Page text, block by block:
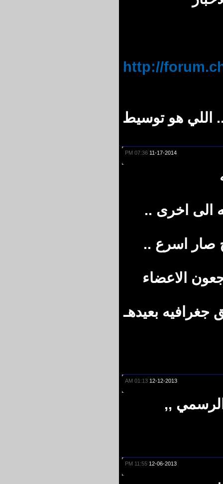
http://
هو توسيط
11-17-2014
07:36 PM
الى اخرى ..
اسرع ..
الاعضاء
بعيدهـ
12-12-2013
01:13 AM
,,
12-06-2013
11:55 PM